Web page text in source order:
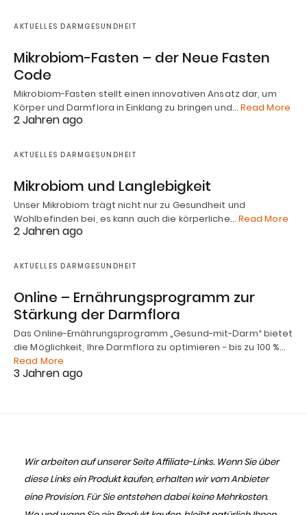
AKTUELLES DARMGESUNDHEIT
Mikrobiom-Fasten – der Neue Fasten
Code
Mikrobiom-Fasten stellt einen innovativen Ansatz dar, um
Körper und Darmflora in Einklang zu bringen und… Read More
2 Jahren ago
AKTUELLES DARMGESUNDHEIT
Mikrobiom und Langlebigkeit
Unser Mikrobiom trägt nicht nur zu Gesundheit und
Wohlbefinden bei, es kann auch die körperliche… Read More
2 Jahren ago
AKTUELLES DARMGESUNDHEIT
Online – Ernährungsprogramm zur
Stärkung der Darmflora
Das Online-Ernährungsprogramm „Gesund-mit-Darm“ bietet
die Möglichkeit, Ihre Darmflora zu optimieren - bis zu 100 %…
Read More
3 Jahren ago
Wir arbeiten auf unserer Seite Affiliate-Links. Wenn Sie über
diese Links ein Produkt kaufen, erhalten wir vom Anbieter
eine Provision. Für Sie entstehen dabei keine Mehrkosten.